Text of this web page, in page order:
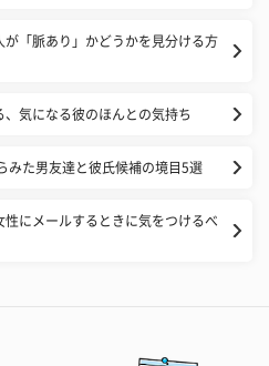
が「脈あり」かどうかを見分ける方
気になる彼のほんとの気持ち
みた男友達と彼氏候補の境目5選
にメールするときに気をつけるべ